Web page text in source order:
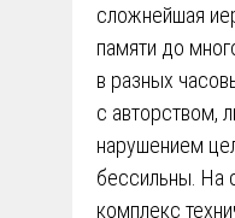
сложнейшая
памяти до
в разных
с авторством,
нарушением
бессильны. На
комплекс